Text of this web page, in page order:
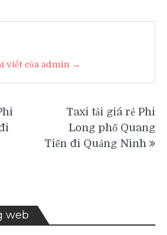
viết của admin →
Taxi tải giá rẻ Phi
Long phố Quang
Tiến đi Quảng Ninh
web